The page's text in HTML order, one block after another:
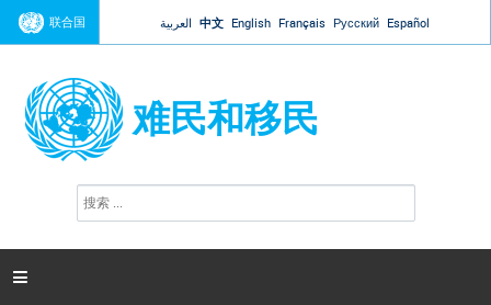
Jump to navigation
联合国 العربية 中文 English Français Русский Español
难民和移民
搜
索
